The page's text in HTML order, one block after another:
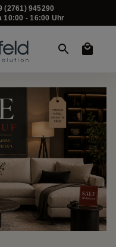
(2761) 945290
10:00 - 16:00 Uhr